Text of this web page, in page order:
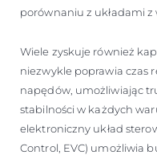
porównaniu z układami z
Wiele zyskuje również
niezwykle poprawia czas
napędów, umożliwiając
stabilności w każdych
elektroniczny układ
Control, EVC) umożliwia